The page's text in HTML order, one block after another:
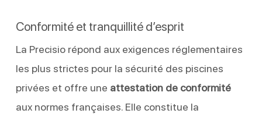
Conformité et tranquillité d’esprit
La Precisio répond aux exigences réglementaires
les plus strictes pour la sécurité des piscines
privées et offre une attestation de conformité
aux normes françaises. Elle constitue la